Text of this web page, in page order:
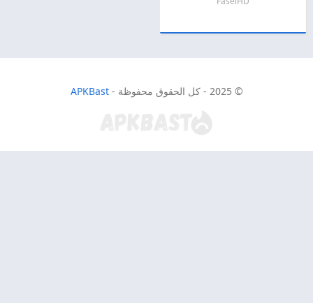
© 2025 - كل الحقوق محفوظة - APKBast